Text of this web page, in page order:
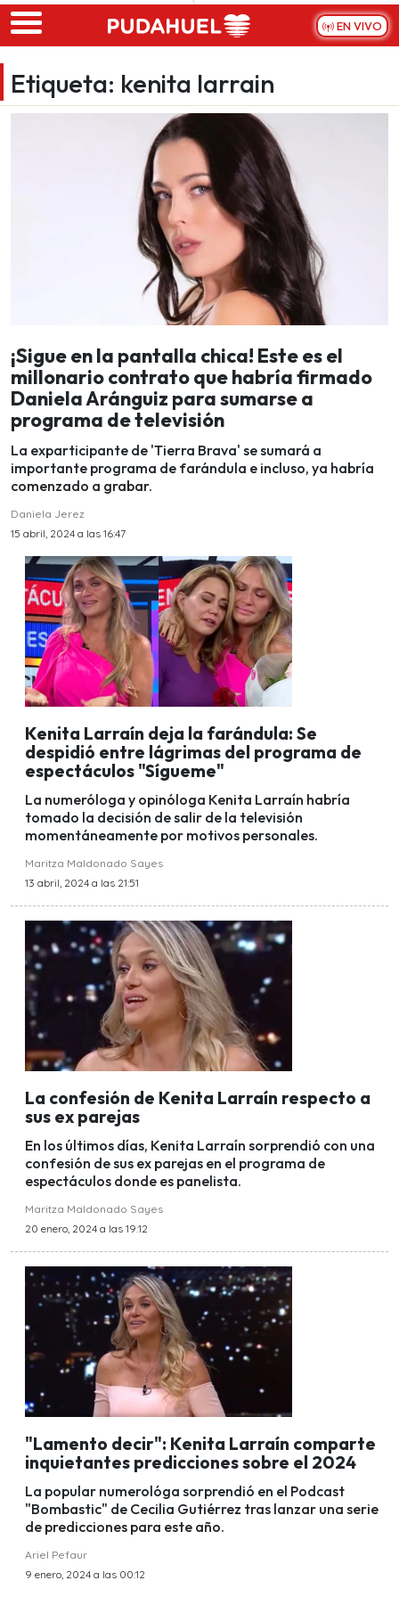
Skip to main content
EN VIVO
Etiqueta: kenita larrain
¡Sigue en la pantalla chica! Este es el
millonario contrato que habría firmado
Daniela Aránguiz para sumarse a
programa de televisión
La exparticipante de 'Tierra Brava' se sumará a
importante programa de farándula e incluso, ya habría
comenzado a grabar.
Daniela Jerez
15 abril, 2024 a las 16:47
Kenita Larraín deja la farándula: Se
despidió entre lágrimas del programa de
espectáculos "Sígueme"
La numeróloga y opinóloga Kenita Larraín habría
tomado la decisión de salir de la televisión
momentáneamente por motivos personales.
Maritza Maldonado Sayes
13 abril, 2024 a las 21:51
La confesión de Kenita Larraín respecto a
sus ex parejas
En los últimos días, Kenita Larraín sorprendió con una
confesión de sus ex parejas en el programa de
espectáculos donde es panelista.
Maritza Maldonado Sayes
20 enero, 2024 a las 19:12
"Lamento decir": Kenita Larraín comparte
inquietantes predicciones sobre el 2024
La popular numerológa sorprendió en el Podcast
"Bombastic" de Cecilia Gutiérrez tras lanzar una serie
de predicciones para este año.
Ariel Pefaur
9 enero, 2024 a las 00:12